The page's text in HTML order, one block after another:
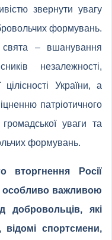
звернути увагу
формувань.
свята – вшанування
незалежності,
цілісності України, а
патріотичного
уваги та
формувань.
вторгнення Росії
особливо важливою
добровольців, які
відомі спортсмени,